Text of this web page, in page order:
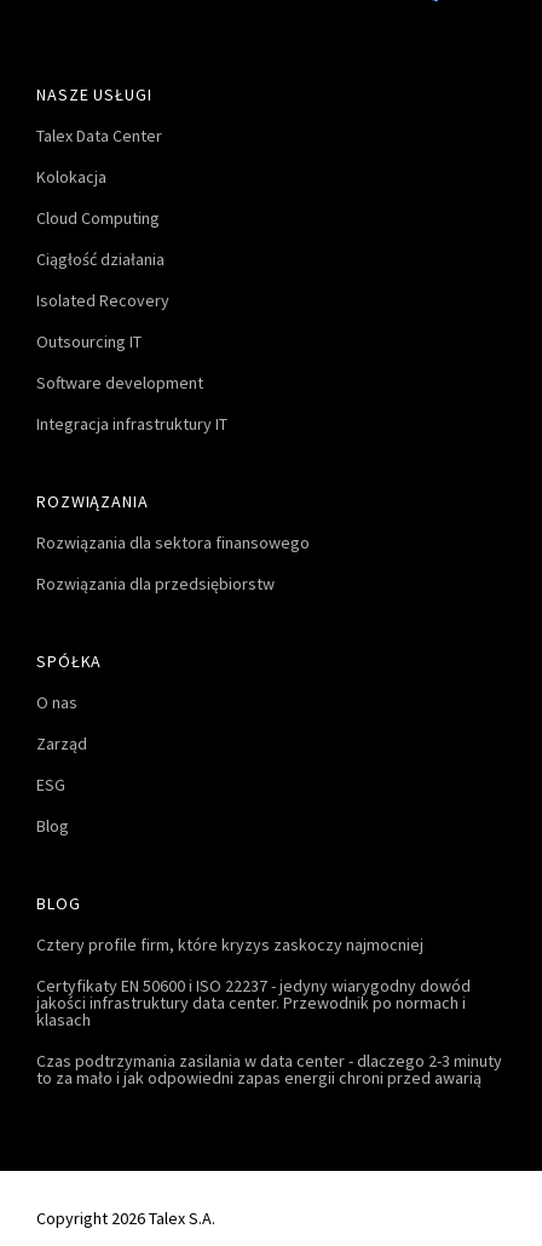
NASZE USŁUGI
Talex Data Center
Kolokacja
Cloud Computing
Ciągłość działania
Isolated Recovery
Outsourcing IT
Software development
Integracja infrastruktury IT
ROZWIĄZANIA
Rozwiązania dla sektora finansowego
Rozwiązania dla przedsiębiorstw
SPÓŁKA
O nas
Zarząd
ESG
Blog
BLOG
Cztery profile firm, które kryzys zaskoczy najmocniej
Certyfikaty EN 50600 i ISO 22237 - jedyny wiarygodny dowód
jakości infrastruktury data center. Przewodnik po normach i
klasach
Czas podtrzymania zasilania w data center - dlaczego 2-3 minuty
to za mało i jak odpowiedni zapas energii chroni przed awarią
Copyright 2026 Talex S.A.